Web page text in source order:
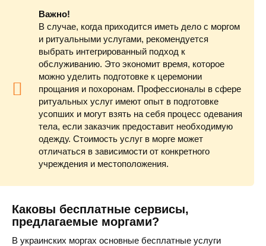
Важно!
В случае, когда приходится иметь дело с моргом
и ритуальными услугами, рекомендуется
выбрать интегрированный подход к
обслуживанию. Это экономит время, которое
можно уделить подготовке к церемонии
прощания и похоронам. Профессионалы в сфере
ритуальных услуг имеют опыт в подготовке
усопших и могут взять на себя процесс одевания
тела, если заказчик предоставит необходимую
одежду. Стоимость услуг в морге может
отличаться в зависимости от конкретного
учреждения и местоположения.
Каковы бесплатные сервисы,
предлагаемые моргами?
В украинских моргах основные бесплатные услуги